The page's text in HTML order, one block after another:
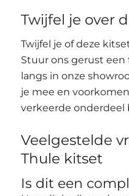
Twijfel je over
Twijfel je of deze
Stuur ons gerust een
langs in onze
je mee en
verkeerde onderdeel
Veelgestelde
Thule kitset
Is dit een